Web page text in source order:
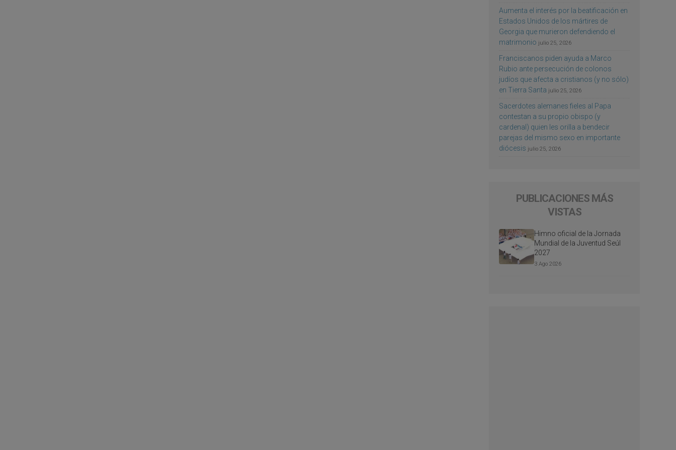
Aumenta el interés por la beatificación en
Estados Unidos de los mártires de
Georgia que murieron defendiendo el
matrimonio julio 25, 2026
Franciscanos piden ayuda a Marco
Rubio ante persecución de colonos
judíos que afecta a cristianos (y no sólo)
en Tierra Santa julio 25, 2026
Sacerdotes alemanes fieles al Papa
contestan a su propio obispo (y
cardenal) quien les orilla a bendecir
parejas del mismo sexo en importante
diócesis julio 25, 2026
PUBLICACIONES MÁS
VISTAS
Himno oficial de la Jornada
Mundial de la Juventud Seúl
2027
3 Ago 2026